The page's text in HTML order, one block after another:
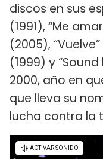
discos en sus
(1991), “Me
(2005),
(1999) y
2000, año en
que lleva su
lucha contra la